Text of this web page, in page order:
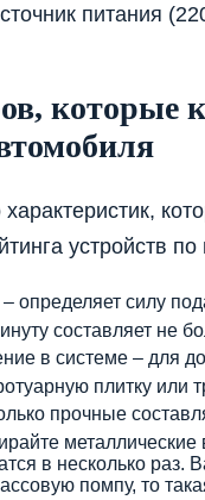
питания
устройств
– определяет силу
составляет не
в системе – для
плитку или
прочные
в несколько
помпу, то